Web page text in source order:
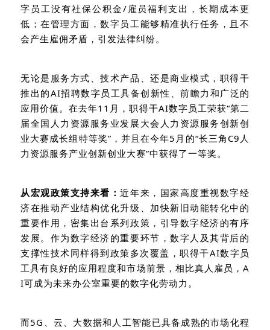
字员工没有社保公积金/ 雇员福利支出，长期成本更
低；在管理方面，数字员工能够精准执行任务，且不
会产生雇佣矛盾，引发法律纠纷。
无论是服务方式、技术产品、还是商业模式，职得干
推出的AI招聘数字员工具备创新性、前瞻力和广泛的
应用价值。在去年11 月，职得干AI数字员工荣获“第二
届全国人力资源服务业发展大会人力资源服务创新创
业大赛成长组 特等奖”，并且在今年5 月的“长三角 C9 人
力资源服务产业创新创业大赛”中获得了一等奖。
从宏观政策支持来看：近年来，国家高度重视数字经
济在推动产业结构优化升级、加快新旧动能转化中的
重要作用，密集出台系列政策，引导数字经济的有序
发展。作为数字经济的重要环节，数字人及其背后的
支撑性技术同样得到政策多次覆盖，职得干AI数字员
工具有良好的应用程度和市场前景，相比真人雇员， A
I可成为未来办公室重要的数字化劳动力。
而5G
、云、大数据和人工智能已具备成熟的市场化程